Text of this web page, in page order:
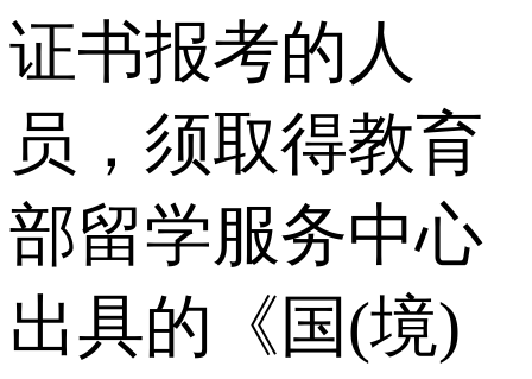
证书报考的人
员，须取得教育
部留学服务中心
出具的《国(境)